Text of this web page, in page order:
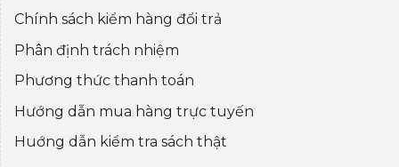
Chính sách kiểm hàng đổi trả
Phân định trách nhiệm
Phương thức thanh toán
Hướng dẫn mua hàng trực tuyến
Huớng dẫn kiểm tra sách thật